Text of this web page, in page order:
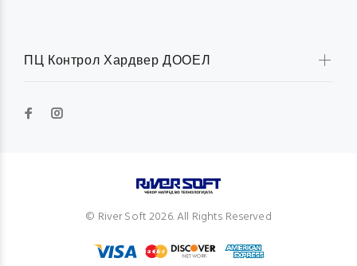
ПЦ Контрол Хардвер ДООЕЛ
© River Soft 2026. All Rights Reserved